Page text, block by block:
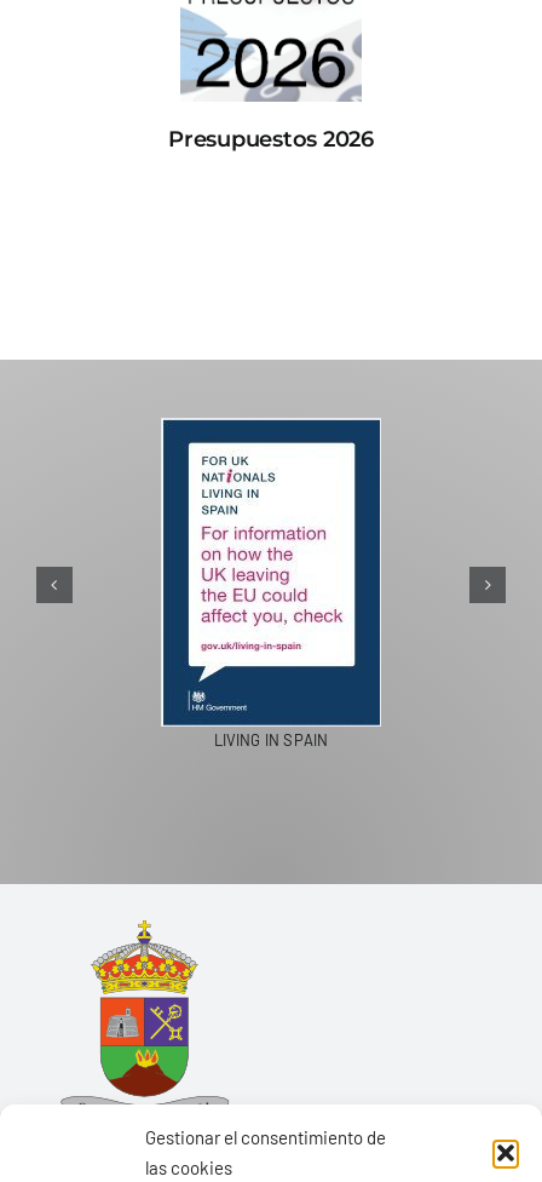
Gestionar el consentimiento de
las cookies
Presupuestos 2026
LIVING IN SPAIN